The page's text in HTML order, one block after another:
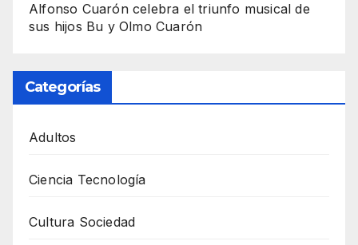
Alfonso Cuarón celebra el triunfo musical de
sus hijos Bu y Olmo Cuarón
Categorías
Adultos
Ciencia Tecnología
Cultura Sociedad